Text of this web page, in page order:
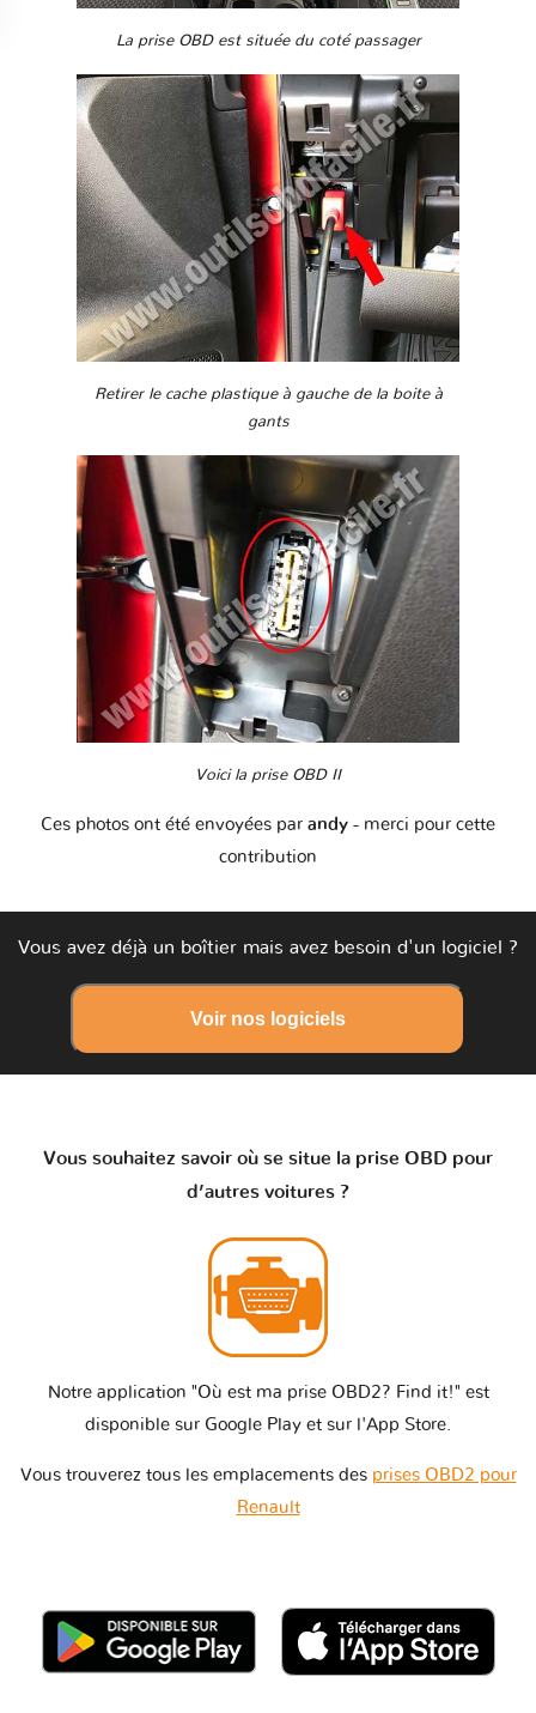
La prise OBD est située du coté passager
Retirer le cache plastique à gauche de la boite à
gants
Voici la prise OBD II
Ces photos ont été envoyées par andy - merci pour cette
contribution
Vous avez déjà un boîtier mais avez besoin d'un logiciel ?
Voir nos logiciels
Vous souhaitez savoir où se situe la prise OBD pour
d’autres voitures ?
Notre application "Où est ma prise OBD2? Find it!" est
disponible sur Google Play et sur l'App Store.
Vous trouverez tous les emplacements des prises OBD2 pour
Renault